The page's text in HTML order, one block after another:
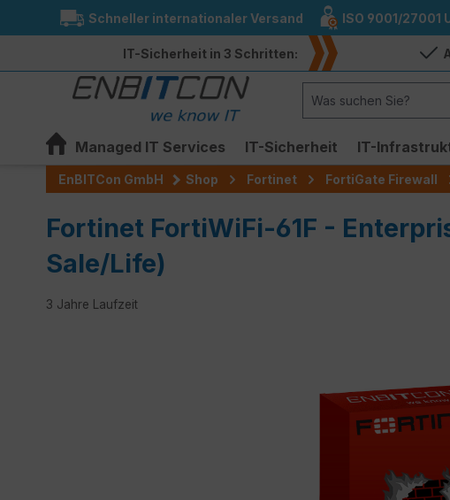
Zur Hauptnavigation springen
Schneller internationaler Versand ISO 9001/
IT-Sicherheit in 3 Schritten:
Managed IT Services IT-Sicherheit IT-
EnBITCon GmbH Shop Fortinet FortiGate Firewall
Fortinet FortiWiFi-61F -
Sale/Life)
3 Jahre Laufzeit